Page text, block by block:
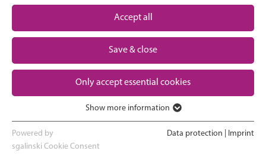
Assistenza neonatale: Panoramica
Gravidanza e parto
Esperienza in terapia intensiva
Ritorno a casa e crescita
Pagina iniziale
Partner
Contact
Accept all
Save & close
Only accept essential cookies
Essenzielle Cookies werden für grundlegende Funktionen der
Webseite benötigt. Dadurch ist gewährleistet, dass die Webseite
Show more information
Powered by
sgalinski Cookie Consent
Data protection Imprint